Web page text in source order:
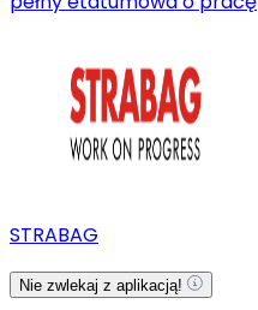
STRABAG
Nie zwlekaj z aplikacją!